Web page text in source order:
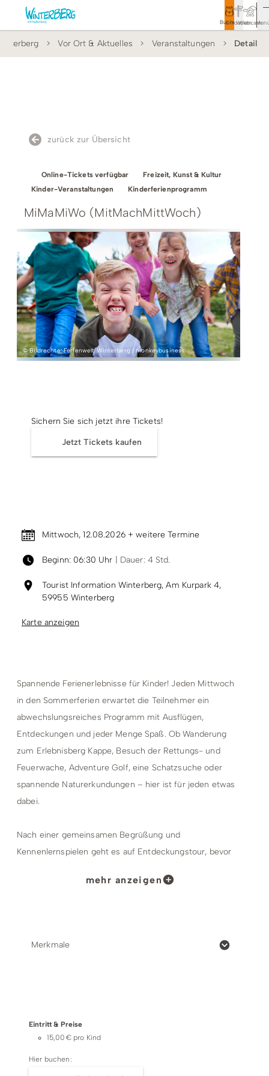
Buchen
Entdecken
Webcam
Tourismus Rathaus
Service & Kontakt
Veranstaltungen
Wandern
Radfahren
Tourenportal
Tourist-Information
Vor Ort & Aktuelles Veranstaltungen Detail
zurück zur Übersicht
Online-Tickets verfügbar
Freizeit, Kunst & Kultur
Kinder-Veranstaltungen
Kinderferienprogramm
MiMaMiWo (MitMachMittWoch)
© Bildrechte: Ferienwelt Winterberg / monkeybusiness
Sichern Sie sich jetzt ihre Tickets!
Jetzt Tickets kaufen
Mittwoch, 12.08.2026 + weitere Termine
Beginn: 06:30 Uhr | Dauer: 4 Std.
Tourist Information Winterberg, Am Kurpark 4,
59955 Winterberg
Karte anzeigen
Spannende Ferienerlebnisse für Kinder! Jeden Mittwoch
in den Sommerferien erwartet die Teilnehmer ein
abwechslungsreiches Programm mit Ausflügen,
Entdeckungen und jeder Menge Spaß. Ob Wanderung
zum Erlebnisberg Kappe, Besuch der Rettungs- und
Feuerwache, Adventure Golf, eine Schatzsuche oder
spannende Naturerkundungen – hier ist für jeden etwas
dabei.
Nach einer gemeinsamen Begrüßung und
Kennenlernspielen geht es auf Entdeckungstour, bevor
Ferienangebot für alle Kinder, die gerne aktiv sind und
Kreativität und Naturerlebnis – und sorgt garantiert für
Termine:
mehr anzeigen
Merkmale
Eintritt & Preise
15,00 € pro Kind
Hier buchen: